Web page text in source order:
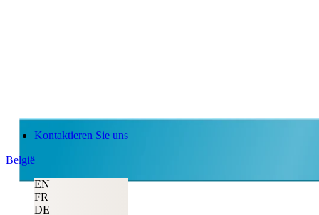
Kontaktieren Sie uns
België
EN
FR
DE